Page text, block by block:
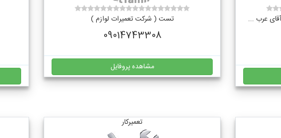
عرب ...
تست ( شرکت تعمیرات لوازم )
09014743308
مشاهده پروفایل
تعمیرکار